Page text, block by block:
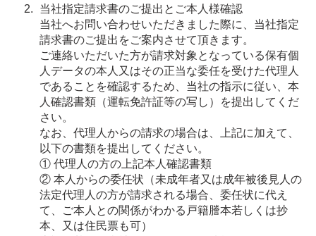
当社指定請求書のご提出とご本人様確認
当社へお問い合わせいただきました際に、当社指定
請求書のご提出をご案内させて頂きます。
ご連絡いただいた方が請求対象となっている保有個
人データの本人又はその正当な委任を受けた代理人
であることを確認するため、当社の指示に従い、本
人確認書類（運転免許証等の写し）を提出してくだ
さい。
なお、代理人からの請求の場合は、上記に加えて、
以下の書類を提出してください。
① 代理人の方の上記本人確認書類
② 本人からの委任状（未成年者又は成年被後見人の
法定代理人の方が請求される場合、委任状に代え
て、ご本人との関係がわかる戸籍謄本若しくは抄
本、又は住民票も可）